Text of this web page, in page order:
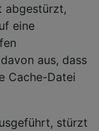
abgestürzt,
eine
aus, dass
Cache-Datei
stürzt